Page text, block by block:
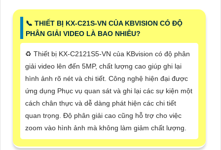
📞 THIẾT BỊ KX-C21S-VN CỦA KBVISION CÓ ĐỘ
PHÂN GIẢI VIDEO LÀ BAO NHIÊU?
♻️ Thiết bị KX-C2121S5-VN của KBvision có độ phân
giải video lên đến 5MP, chất lượng cao giúp ghi lại
hình ảnh rõ nét và chi tiết. Công nghệ hiện đại được
ứng dụng Phục vụ quan sát và ghi lại các sự kiện một
cách chân thực và dễ dàng phát hiện các chi tiết
quan trọng. Độ phân giải cao cũng hỗ trợ cho việc
zoom vào hình ảnh mà không làm giảm chất lượng.